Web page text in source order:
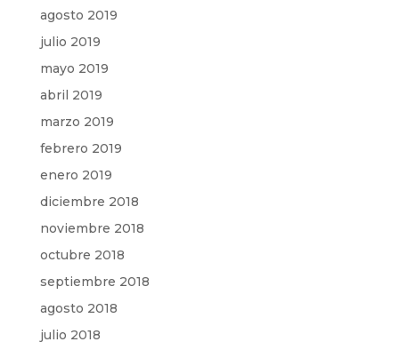
agosto 2019
julio 2019
mayo 2019
abril 2019
marzo 2019
febrero 2019
enero 2019
diciembre 2018
noviembre 2018
octubre 2018
septiembre 2018
agosto 2018
julio 2018